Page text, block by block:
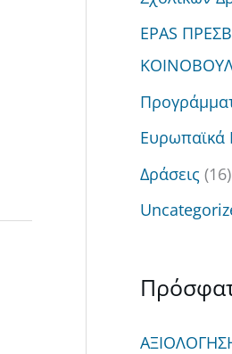
EPAS
Ευρωπαϊκά
Δράσεις (16)